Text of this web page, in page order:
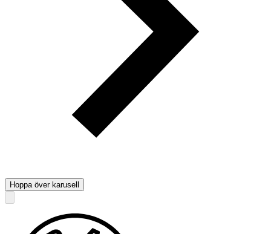
Hoppa över karusell